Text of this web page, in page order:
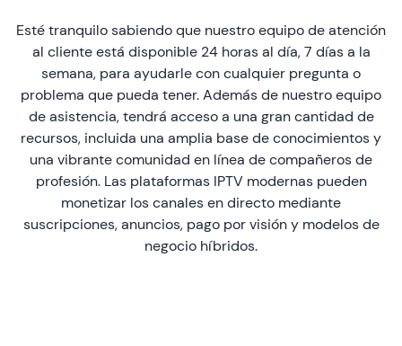
Esté tranquilo sabiendo que nuestro equipo de atención
al cliente está disponible 24 horas al día, 7 días a la
semana, para ayudarle con cualquier pregunta o
problema que pueda tener. Además de nuestro equipo
de asistencia, tendrá acceso a una gran cantidad de
recursos, incluida una amplia base de conocimientos y
una vibrante comunidad en línea de compañeros de
profesión. Las plataformas IPTVmodernas pueden
monetizar los canales en directo mediante
suscripciones, anuncios, pago por visión y modelos de
negocio híbridos.